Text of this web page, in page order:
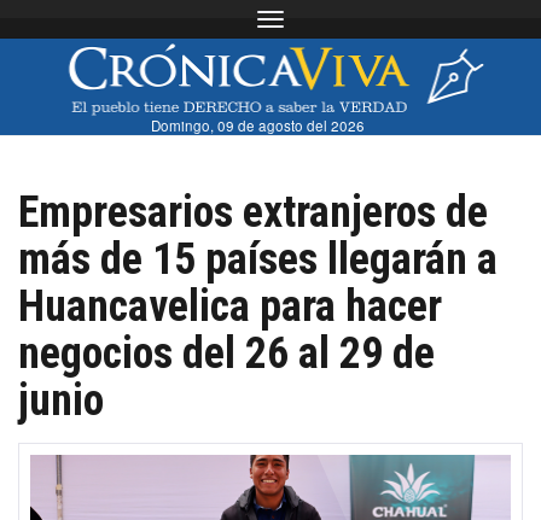
Toggle navigation
Domingo, 09 de agosto del 2026
Empresarios extranjeros de
más de 15 países llegarán a
Huancavelica para hacer
negocios del 26 al 29 de
junio